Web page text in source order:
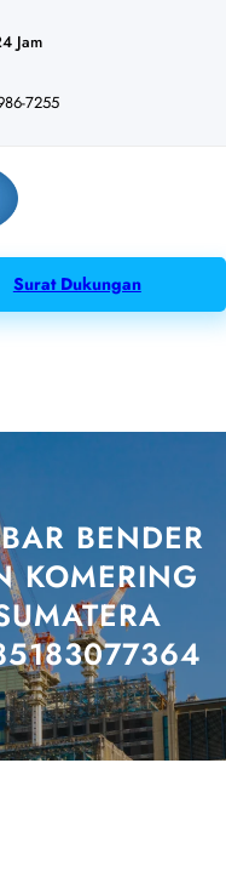
Jam
7255
Surat Dukungan
BENDER
KOMERING